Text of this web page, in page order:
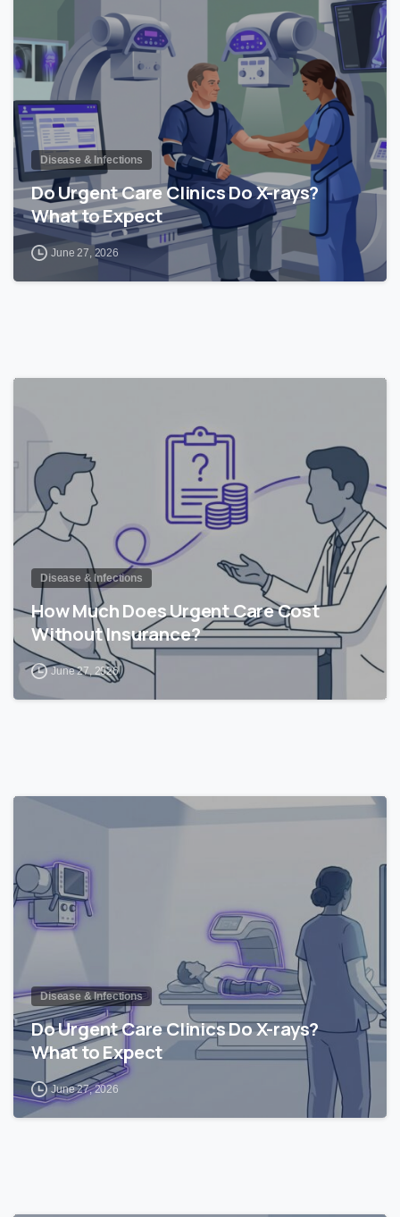
Disease & Infections
Do Urgent Care Clinics Do X-rays?
What to Expect
June 27, 2026
Disease & Infections
How Much Does Urgent Care Cost
Without Insurance?
June 27, 2026
Disease & Infections
Do Urgent Care Clinics Do X-rays?
What to Expect
June 27, 2026